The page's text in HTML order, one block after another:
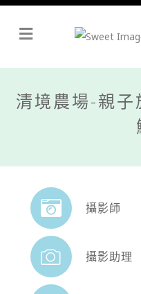
Menu
清境農場-親
攝影師
攝影助理